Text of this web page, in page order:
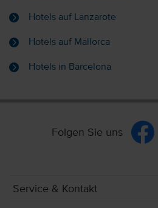
Hotels auf Lanzarote
Hotels auf Mallorca
Hotels in Barcelona
Folgen Sie uns
Service & Kontakt